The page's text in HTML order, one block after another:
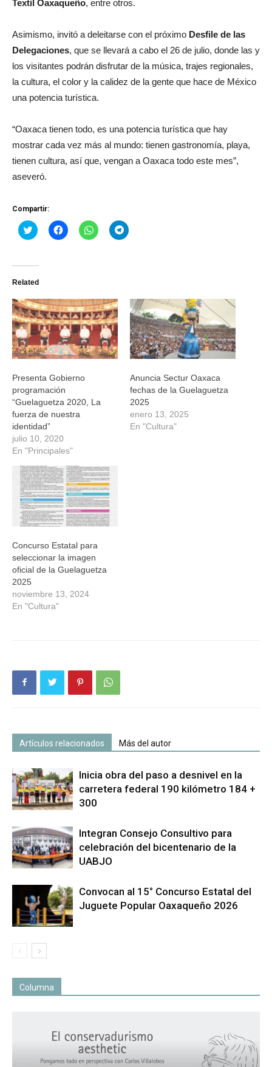
Textil Oaxaqueño, entre otros.
Asimismo, invitó a deleitarse con el próximo Desfile de las
Delegaciones, que se llevará a cabo el 26 de julio, donde las y
los visitantes podrán disfrutar de la música, trajes regionales,
la cultura, el color y la calidez de la gente que hace de México
una potencia turística.
“Oaxaca tienen todo, es una potencia turística que hay
mostrar cada vez más al mundo: tienen gastronomía, playa,
tienen cultura, así que, vengan a Oaxaca todo este mes”,
aseveró.
Compartir:
Haz
clic
Twitter
abre
una
ventana
nueva)
Haz
clic
una
ventana
nueva)
Haz
clic
una
ventana
nueva)
Haz
clic
una
ventana
nueva)
Related
Presenta Gobierno
programación
“Guelaguetza 2020, La
fuerza de nuestra
identidad”
julio 10, 2020
En "Principales"
Anuncia Sectur Oaxaca
fechas de la Guelaguetza
2025
enero 13, 2025
En "Cultura"
Concurso Estatal para
seleccionar la imagen
oficial de la Guelaguetza
2025
noviembre 13, 2024
En "Cultura"
Artículos relacionados Más del autor
Inicia obra del paso a desnivel en la
carretera federal 190 kilómetro 184 +
300
Integran Consejo Consultivo para
celebración del bicentenario de la
UABJO
Convocan al 15° Concurso Estatal del
Juguete Popular Oaxaqueño 2026
Columna